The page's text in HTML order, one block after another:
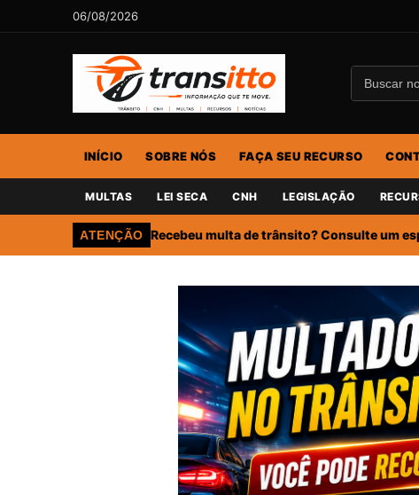
06/08/2026
INÍCIO SOBRE NÓS FAÇA SEU RECURSO
MULTAS LEI SECA CNH LEGISLAÇÃO
ATENÇÃO Recebeu multa de trânsito? Consulte um